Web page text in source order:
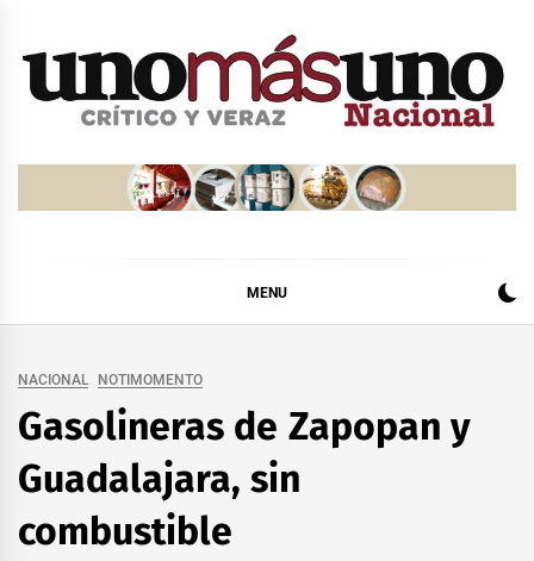
MENU
NACIONAL NOTIMOMENTO
Gasolineras de Zapopan y
Guadalajara, sin
combustible